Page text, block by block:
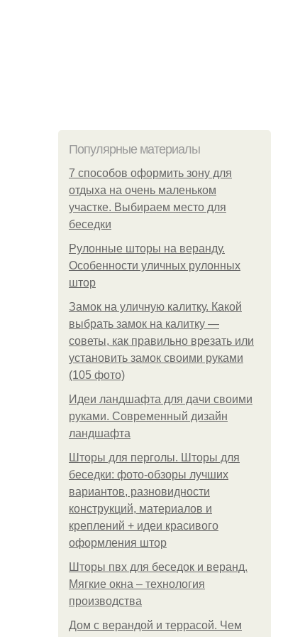
Популярные материалы
7 способов оформить зону для
отдыха на очень маленьком
участке. Выбираем место для
беседки
Рулонные шторы на веранду.
Особенности уличных рулонных
штор
Замок на уличную калитку. Какой
выбрать замок на калитку —
советы, как правильно врезать или
установить замок своими руками
(105 фото)
Идеи ландшафта для дачи своими
руками. Современный дизайн
ландшафта
Шторы для перголы. Шторы для
беседки: фото-обзоры лучших
вариантов, разновидности
конструкций, материалов и
креплений + идеи красивого
оформления штор
Шторы пвх для беседок и веранд.
Мягкие окна – технология
производства
Дом с верандой и террасой. Чем